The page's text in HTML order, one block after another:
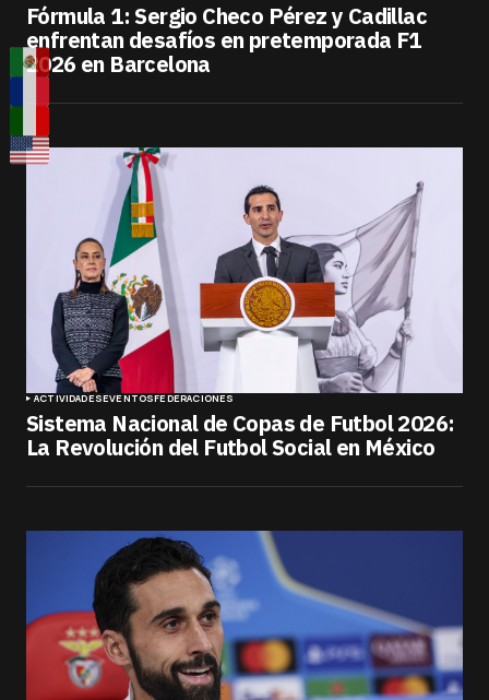
Fórmula 1: Sergio Checo Pérez y Cadillac
enfrentan desafíos en pretemporada F1
2026 en Barcelona
ACTIVIDADESEVENTOSFEDERACIONES
Sistema Nacional de Copas de Futbol 2026:
La Revolución del Futbol Social en México